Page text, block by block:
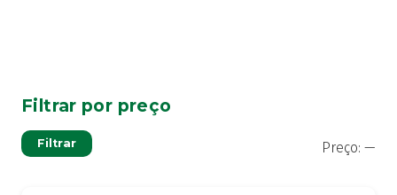
Filtrar por preço
Filtrar Preço: —